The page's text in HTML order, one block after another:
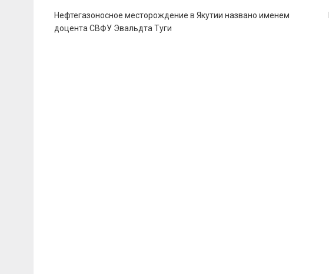
Навигация
по
Нефтегазоносное месторождение в Якутии названо именем
доцента СВФУ Эвальдта Туги